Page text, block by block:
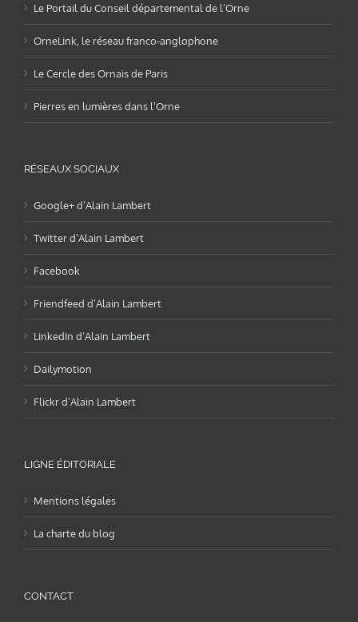
Le Portail du Conseil départemental de l’Orne
OrneLink, le réseau franco-anglophone
Le Cercle des Ornais de Paris
Pierres en lumières dans l’Orne
RÉSEAUX SOCIAUX
Google+ d’Alain Lambert
Twitter d’Alain Lambert
Facebook
Friendfeed d’Alain Lambert
LinkedIn d’Alain Lambert
Dailymotion
Flickr d’Alain Lambert
LIGNE ÉDITORIALE
Mentions légales
La charte du blog
CONTACT